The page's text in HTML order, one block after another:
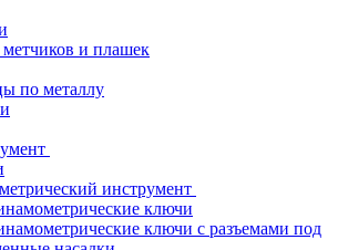
и плашек
по металлу
инструмент
ключи
ключи с разъемами под